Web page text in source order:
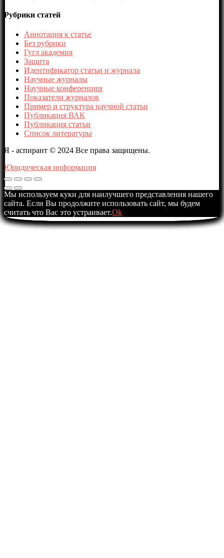
Рубрики статей
Аннотация к статье
Без рубрики
Гугл академия
Защита
Идентификатор статьи и журнала
Научные журналы
Научные конференции
Показатели журналов
Пример и структура научной статьи
Публикация ВАК
Публикация статьи
Список литературы
Я - аспирант © 2024 Все права защищены.
Юридическая информация
Мы используем куки для наилучшего представления нашего
сайта. Если Вы продолжите использовать сайт, мы будем
считать что Вас это устраивает.Ok